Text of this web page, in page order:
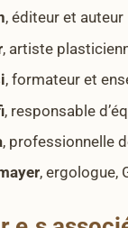
, éditeur et auteur
, artiste
, formateur et
, responsable
, professionnelle
, ergologue,